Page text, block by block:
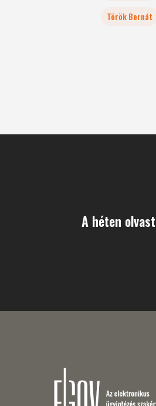
Török Bernát
A héten